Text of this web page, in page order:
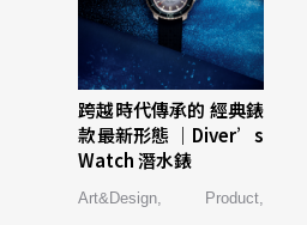
跨越時代傳承的 經典錶
款最新形態 ｜Diver’s
Watch 潛水錶
Art&Design Product